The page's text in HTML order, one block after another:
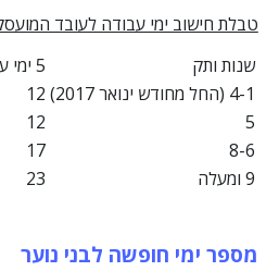
טבלת חישוב ימי עבודה לעובד
שנות ותק
5 ימי עבודה
4-1 (החל מחודש ינואר 2017)
12
5
12
8-6
17
9 ומעלה
23
מספר ימי חופשה לבני נוער